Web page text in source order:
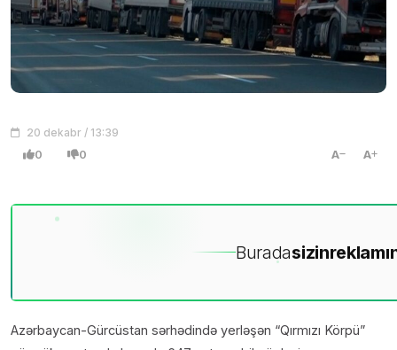
20 dekabr / 13:39
0 0 A A
Buradasizin
Azərbaycan-Gürcüstan sərhədində yerləşən “Qırmızı Körpü”